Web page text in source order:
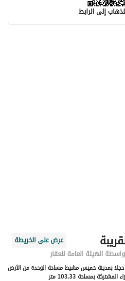
إلى الرابط
4382
6564
عرض على الخريطة
الهيئة العامة للعقار
بمدينة خميس مشيط مساحة الوحدة من الأرض